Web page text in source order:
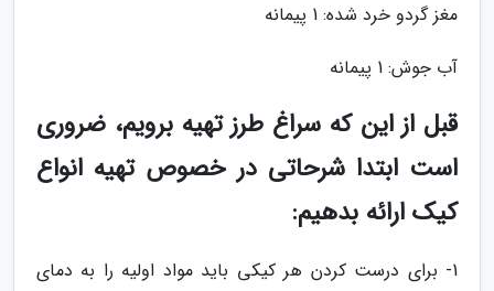
مغز گردو خرد شده: 1 پیمانه
آب جوش: 1 پیمانه
قبل از این که سراغ طرز تهیه برویم، ضروری
است ابتدا شرحاتی در خصوص تهیه انواع
کیک ارائه بدهیم:
1- برای درست کردن هر کیکی باید مواد اولیه را به دمای